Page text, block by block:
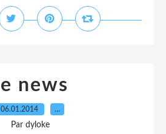
news
06.01.2014 …
Par dyloke